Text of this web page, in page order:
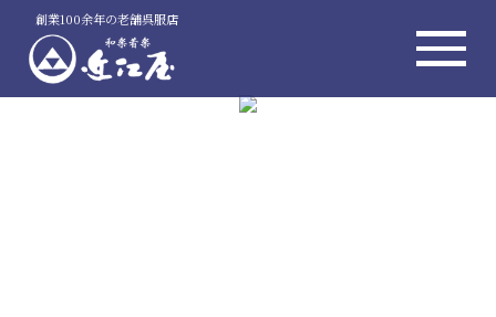
創業100余年の老舗呉服店